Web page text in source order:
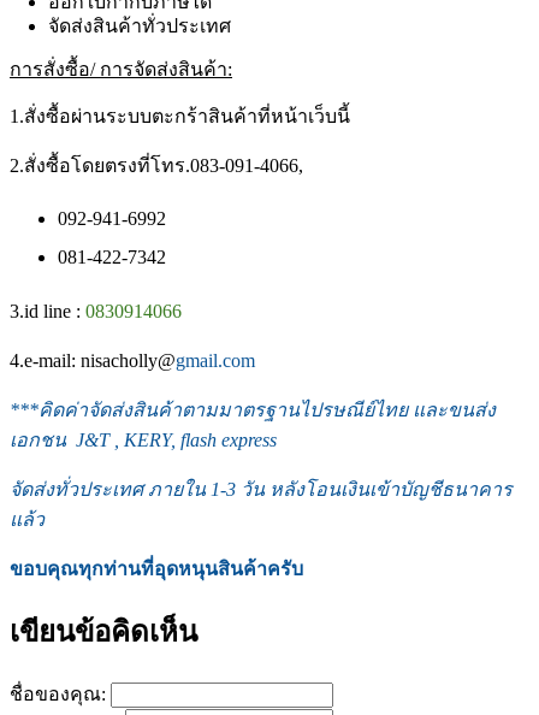
จัดส่งสินค้าทั่วประเทศ
การสั่งซื้อ/ การจัดส่งสินค้า:
1.สั่งซื้อผ่านระบบตะกร้าสินค้าที่หน้าเว็บนี้
2.สั่งซื้อโดยตรงที่โทร.083-091-4066,
092-941-6992
081-422-7342
3.id line : 0830914066
4.e-mail: nisacholly@gmail.com
***คิดค่าจัดส่งสินค้าตามมาตรฐานไปรษณีย์ไทย และขนส่ง
เอกชน J&T , KERY, flash express
จัดส่งทั่วประเทศ ภายใน 1-3 วัน หลังโอนเงินเข้าบัญชีธนาคาร
แล้ว
ขอบคุณทุกท่านที่อุดหนุนสินค้าครับ
เขียนข้อคิดเห็น
ชื่อของคุณ: